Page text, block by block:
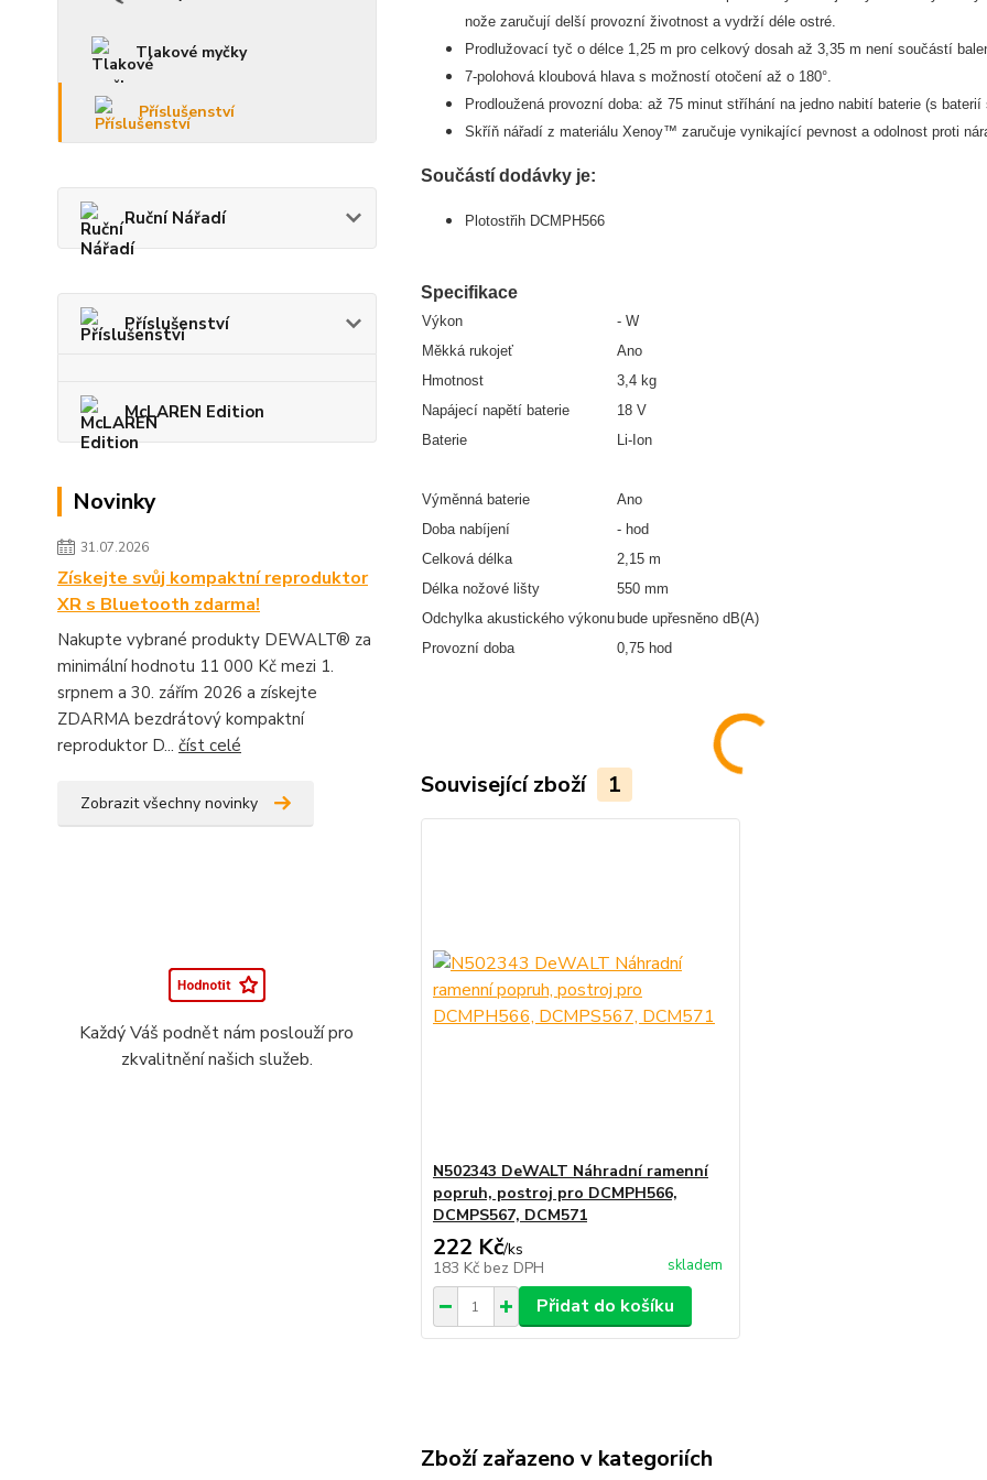
Tlakové myčky
Příslušenství
Ruční Nářadí
Příslušenství
McLAREN Edition
Novinky
31.07.2026
Získejte svůj kompaktní reproduktor
XR s Bluetooth zdarma!
Nakupte vybrané produkty DEWALT® za
minimální hodnotu 11 000 Kč mezi 1.
srpnem a 30. zářím 2026 a získejte
ZDARMA bezdrátový kompaktní
reproduktor D... číst celé
Zobrazit všechny novinky
Každý Váš podnět nám poslouží pro
zkvalitnění našich služeb.
nože zaručují delší provozní životnost a vydrží déle ostré.
Prodlužovací tyč o délce 1,25 m pro celkový dosah až 3,35 m není součástí
7-polohová kloubová hlava s možností otočení až o 180°.
Prodloužená provozní doba: až 75 minut stříhání na jedno nabití baterie (s
Skříň nářadí z materiálu Xenoy™ zaručuje vynikající pevnost a odolnost proti
Součástí dodávky je:
Plotostřih DCMPH566
Specifikace
Výkon
- W
Měkká rukojeť
Ano
Hmotnost
3,4 kg
Napájecí napětí baterie
18 V
Baterie
Li-Ion
Výměnná baterie
Ano
Doba nabíjení
- hod
Celková délka
2,15 m
Délka nožové lišty
550 mm
Odchylka akustického výkonu bude upřesněno dB(A)
Provozní doba
0,75 hod
Související zboží 1
N502343 DeWALT Náhradní ramenní
popruh, postroj pro DCMPH566,
DCMPS567, DCM571
222 Kč/ks
183 Kč bez DPH skladem
Přidat do košíku
Zboží zařazeno v kategoriích